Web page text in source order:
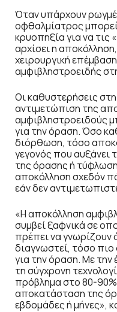
Όταν υπάρχουν
οφθαλμίατρος
κρυοπηξία για να τις
αρχίσει η
χειρουργική
αμφιβληστροειδής
Οι καθυστερήσεις
αντιμετώπιση της
αμφιβληστροειδούς
για την όραση. Όσο
διόρθωση, τόσο
γεγονός που αυξάνει
της όρασης ή
αποκόλληση σχεδόν
εάν δεν
«Η αποκόλληση
συμβεί ξαφνικά σε
πρέπει να γνωρίζουν
διαγνωστεί, τόσο
για την όραση. Με την
τη σύγχρονη
πρόβλημα στο 80-
αποκατάσταση της
εβδομάδες ή μήνες»,